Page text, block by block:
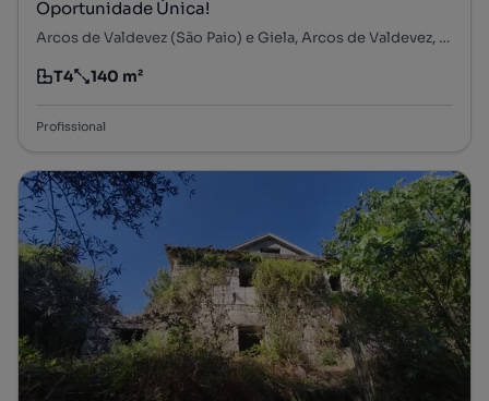
Oportunidade Única!
Arcos de Valdevez (São Paio) e Giela, Arcos de Valdevez, Viana do Castelo
Tipologia
T4
Preço por metro quadrado
140 m²
Profissional